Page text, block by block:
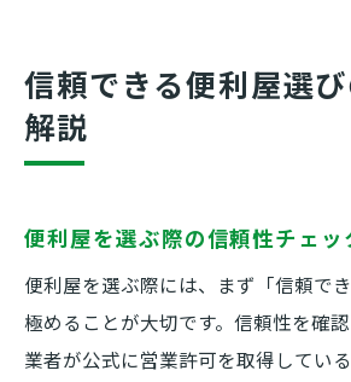
暮らしを支える便利屋活用術
便利屋を活用するタイミ
便利屋利用で得られる実
地元に根差す便利屋の魅力と
地域密着型便利屋が選ば
信頼できる便利屋選
解説
便利屋を選ぶ際の信頼性チェッ
便利屋を選ぶ際には、まず「信頼で
極めることが大切です。信頼性を確
業者が公式に営業許可を取得してい